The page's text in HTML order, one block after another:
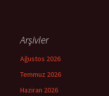
Arşivler
Ağustos 2026
Temmuz 2026
Haziran 2026